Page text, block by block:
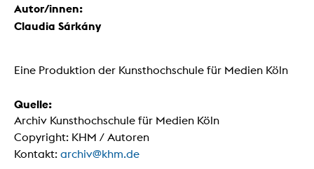
Autor/innen:
Claudia Sárkány
Eine Produktion der Kunsthochschule für Medien Köln
Quelle:
Archiv Kunsthochschule für Medien Köln
Copyright: KHM / Autoren
Kontakt: archiv@khm.de